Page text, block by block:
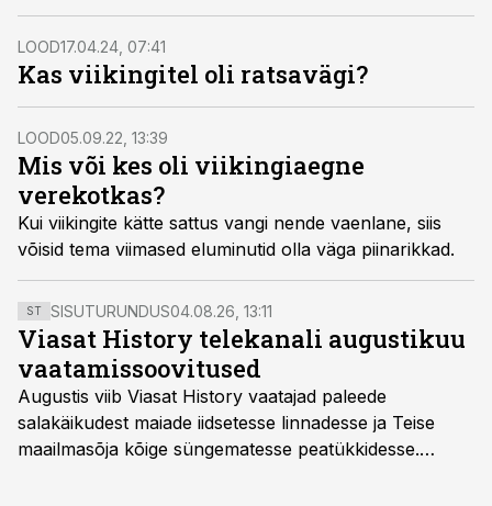
LOOD17.04.24, 07:41
Kas viikingitel oli ratsavägi?
LOOD05.09.22, 13:39
Mis või kes oli viikingiaegne
verekotkas?
Kui viikingite kätte sattus vangi nende vaenlane, siis
võisid tema viimased eluminutid olla väga piinarikkad.
ST SISUTURUNDUS04.08.26, 13:11
Viasat History telekanali augustikuu
vaatamissoovitused
Augustis viib Viasat History vaatajad paleede
salakäikudest maiade iidsetesse linnadesse ja Teise
maailmasõja kõige süngematesse peatükkidesse.